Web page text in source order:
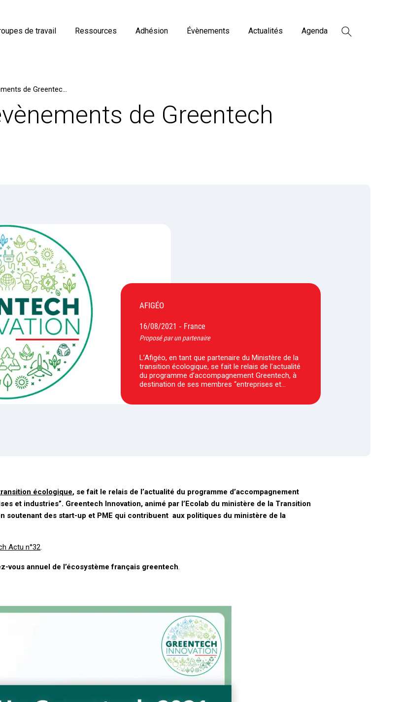
de travail Ressources Adhésion Évènements Actualités Agenda
de Greentech
AFIGÉO
16/08/2021 - France
Proposé par un partenaire
L’Afigéo, en tant que partenaire du Ministère de la
transition écologique, se fait le relais de l’actualité
du programme d’accompagnement Greentech, à
destination de ses membres “entreprises et…
écologique, se fait le relais de l’actualité du programme d’accompagnement
et industries”. Greentech Innovation, animé par l’Ecolab du ministère de la Transition
soutenant des start-up et PME qui contribuent aux politiques du ministère de la
Actu n°32
vous annuel de l’écosystème français greentech